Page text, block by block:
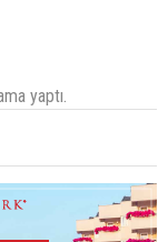
yaptı.